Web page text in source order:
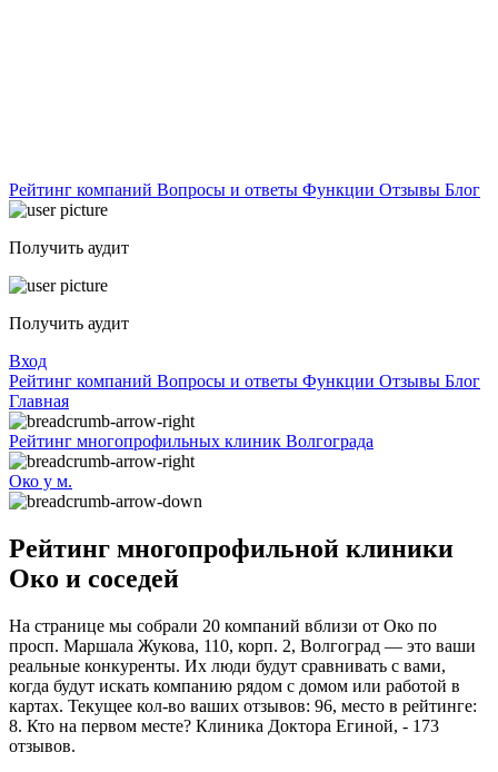
Рейтинг компаний Вопросы и ответы Функции Отзывы Блог
Получить аудит
Получить аудит
Вход
Рейтинг компаний Вопросы и ответы Функции Отзывы Блог
Главная
Рейтинг многопрофильных клиник Волгограда
Око у м.
Рейтинг многопрофильной клиники
Око и соседей
На странице мы собрали 20 компаний вблизи от Око по
просп. Маршала Жукова, 110, корп. 2, Волгоград — это ваши
реальные конкуренты. Их люди будут сравнивать с вами,
когда будут искать компанию рядом с домом или работой в
картах. Текущее кол-во ваших отзывов: 96, место в рейтинге:
8. Кто на первом месте? Клиника Доктора Егиной, - 173
отзывов.